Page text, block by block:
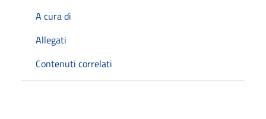
A cura di
Allegati
Contenuti correlati